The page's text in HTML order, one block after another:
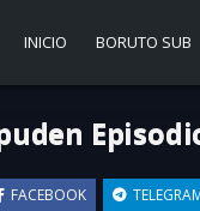
INICIO BORUTO SUB
FACEBOOK